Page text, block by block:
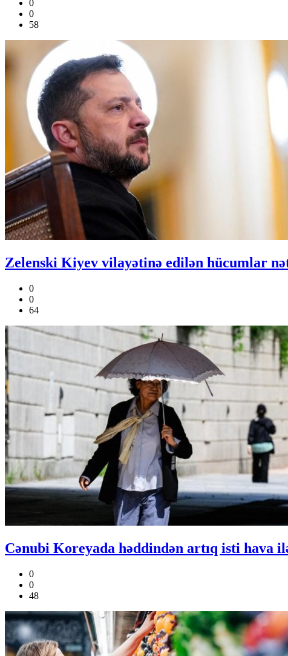
0
0
58
Zelenski Kiyev vilayətinə edilən hücumlar
0
0
64
Cənubi Koreyada həddindən artıq isti hava
0
0
48